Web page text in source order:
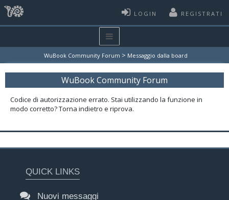
LOGIN REGISTRATI
WuBook Community Forum > Messaggio dalla board
WuBook Community Forum
Codice di autorizzazione errato. Stai utilizzando la funzione in
modo corretto? Torna indietro e riprova.
QUICK LINKS
Nuovi messaggi